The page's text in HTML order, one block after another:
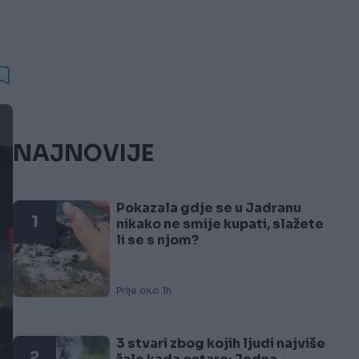
NAJNOVIJE
1
Pokazala gdje se u Jadranu
nikako ne smije kupati, slažete
li se s njom?
Prije oko 1h
3 stvari zbog kojih ljudi najviše